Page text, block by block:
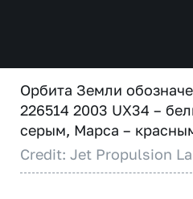
Орбита Земли
226514 2003 UX34 –
серым, Марса –
Credit: Jet Propulsion